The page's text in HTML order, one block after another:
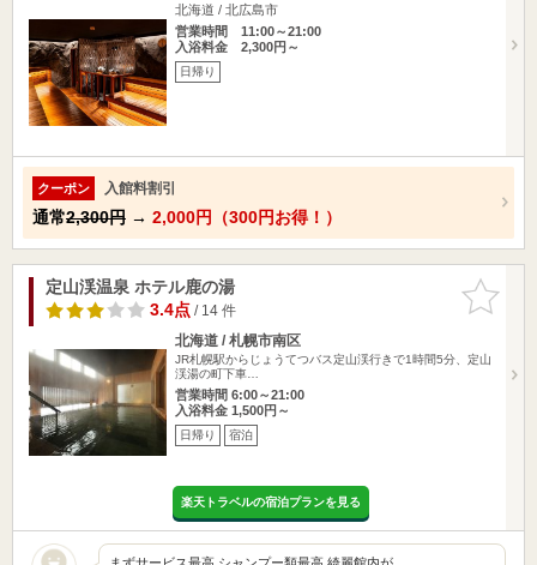
北海道 / 北広島市
営業時間 11:00～21:00
入浴料金 2,300円～
日帰り
クーポン 入館料割引
通常2,300円 → 2,000円（300円お得！）
お気に入
りに追加
定山渓温泉 ホテル鹿の湯
3.4点/ 14 件
北海道 / 札幌市南区
JR札幌駅からじょうてつバス定山渓行きで1時間5分、定山
渓湯の町下車…
営業時間 6:00～21:00
入浴料金 1,500円～
日帰り 宿泊
楽天トラベルの宿泊プランを見る